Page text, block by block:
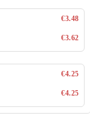
€3.48
€3.62
€4.25
€4.25